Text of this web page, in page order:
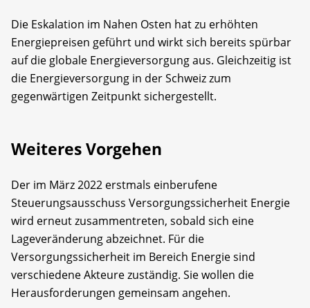
Die Eskalation im Nahen Osten hat zu erhöhten
Energiepreisen geführt und wirkt sich bereits spürbar
auf die globale Energieversorgung aus. Gleichzeitig ist
die Energieversorgung in der Schweiz zum
gegenwärtigen Zeitpunkt sichergestellt.
Weiteres Vorgehen
Der im März 2022 erstmals einberufene
Steuerungsausschuss Versorgungssicherheit Energie
wird erneut zusammentreten, sobald sich eine
Lageveränderung abzeichnet. Für die
Versorgungssicherheit im Bereich Energie sind
verschiedene Akteure zuständig. Sie wollen die
Herausforderungen gemeinsam angehen.